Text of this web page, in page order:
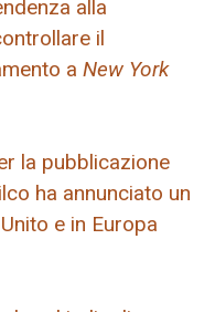
alla
il
a New York
la pubblicazione
ha annunciato un
e in Europa